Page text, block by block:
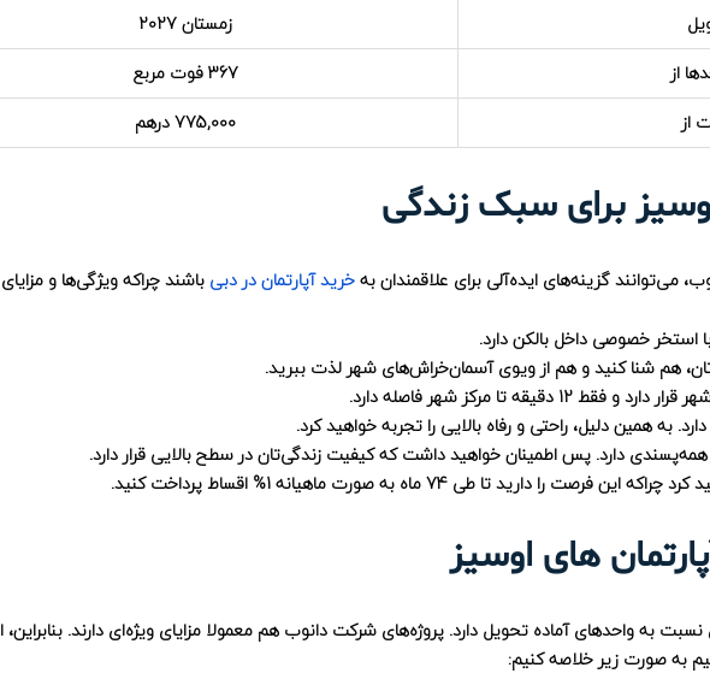
زمستان 2027
از
367 فوت مربع
از
775,000 درهم
اوسیز برای سبک زندگی
می‌توانند گزینه‌های ایده‌آلی برای علاقمندان بهخرید آپارتمان در دبی باشند چراکه ویژگی‌ها و مزایای
استخر خصوصی داخل بالکن دارد.
هم شنا کنید و هم از ویوی آسمان‌خراش‌های شهر لذت ببرید.
تا مرکز شهر فاصله دارد.
دارد. پس اطمینان خواهید داشت که کیفیت زندگی‌تان در سطح بالایی قرار دارد.
تا طی 74 ماه به صورت ماهیانه 1% اقساط پرداخت کنید.
های اوسیز
نسبت به واحدهای آماده تحویل دارد. پروژه‌های شرکت دانوب هم معمولا مزایای ویژه‌ای دارند.
به صورت زیر خلاصه کنیم: